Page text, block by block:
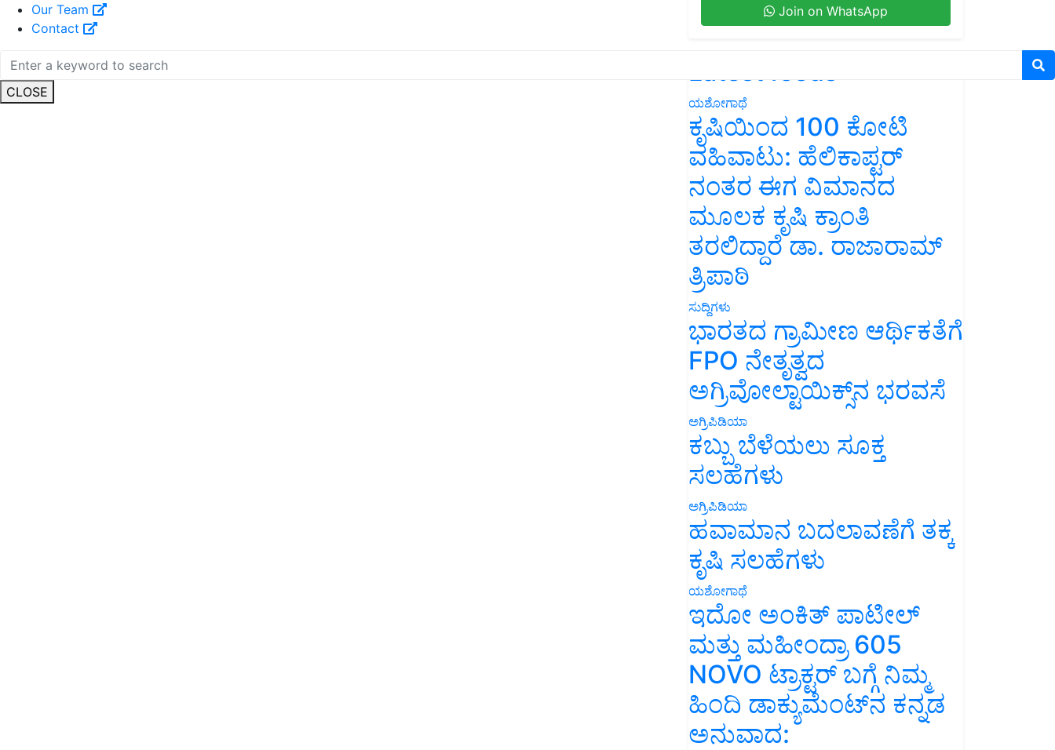
Our Team
Contact
CLOSE
Join on WhatsApp
Latest feeds
ಯಶೋಗಾಥೆ
ಕೃಷಿಯಿಂದ 100 ಕೋಟಿ
ವಹಿವಾಟು: ಹೆಲಿಕಾಪ್ಟರ್
ನಂತರ ಈಗ ವಿಮಾನದ
ಮೂಲಕ ಕೃಷಿ ಕ್ರಾಂತಿ
ತರಲಿದ್ದಾರೆ ಡಾ. ರಾಜಾರಾಮ್
ತ್ರಿಪಾಠಿ
ಸುದ್ದಿಗಳು
ಭಾರತದ ಗ್ರಾಮೀಣ ಆರ್ಥಿಕತೆಗೆ
FPO ನೇತೃತ್ವದ
ಅಗ್ರಿವೋಲ್ಟಾಯಿಕ್ಸ್‌ನ ಭರವಸೆ
ಅಗ್ರಿಪಿಡಿಯಾ
ಕಬ್ಬು ಬೆಳೆಯಲು ಸೂಕ್ತ
ಸಲಹೆಗಳು
ಅಗ್ರಿಪಿಡಿಯಾ
ಹವಾಮಾನ ಬದಲಾವಣೆಗೆ ತಕ್ಕ
ಕೃಷಿ ಸಲಹೆಗಳು
ಯಶೋಗಾಥೆ
ಇದೋ ಅಂಕಿತ್ ಪಾಟೀಲ್
ಮತ್ತು ಮಹೀಂದ್ರಾ 605
NOVO ಟ್ರಾಕ್ಟರ್ ಬಗ್ಗೆ ನಿಮ್ಮ
ಹಿಂದಿ ಡಾಕ್ಯುಮೆಂಟ್‌ನ ಕನ್ನಡ
ಅನುವಾದ: